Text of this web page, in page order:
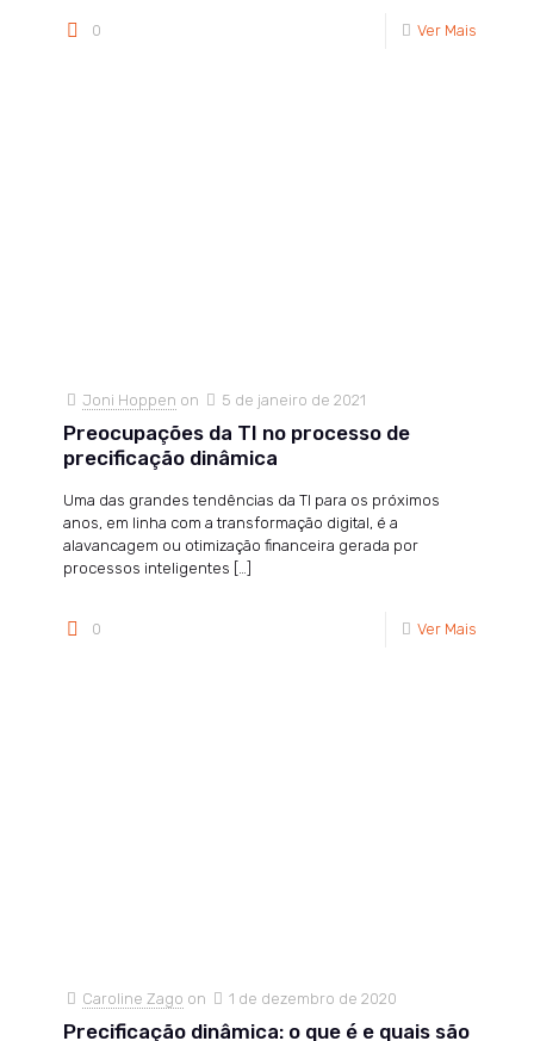
0 Ver Mais
Joni Hoppen on 5 de janeiro de 2021
Preocupações da TI no processo de
precificação dinâmica
Uma das grandes tendências da TI para os próximos
anos, em linha com a transformação digital, é a
alavancagem ou otimização financeira gerada por
processos inteligentes
0 Ver Mais
Caroline Zago on 1 de dezembro de 2020
Precificação dinâmica: o que é e quais são